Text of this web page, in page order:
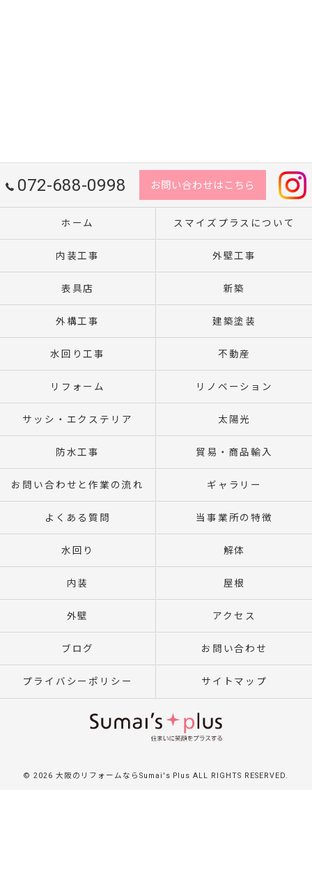
072-688-0998 お問い合わせはこちら
ホーム スマイズプラスについて
内装工事 外壁工事
表具店 新築
外構工事 建築塗装
水回り工事 不動産
リフォーム リノベーション
サッシ・エクステリア 太陽光
防水工事 貿易・商品輸入
お問い合わせと作業の流れ ギャラリー
よくある質問 当事業所の特徴
水回り 解体
内装 屋根
外壁 アクセス
ブログ お問い合わせ
プライバシーポリシー サイトマップ
© 2026 大阪のリフォームならSumai's Plus ALL RIGHTS RESERVED.